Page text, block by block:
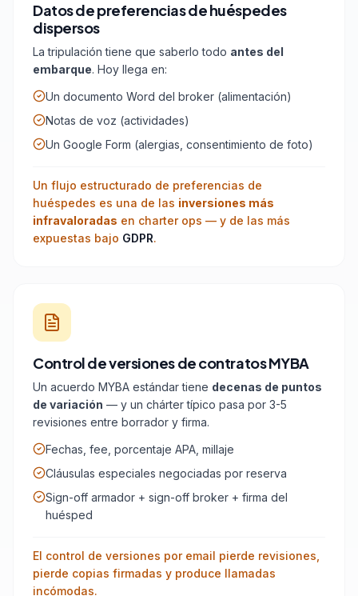
Datos de preferencias de huéspedes
dispersos
La tripulación tiene que saberlo todo antes del
embarque. Hoy llega en:
Un documento Word del broker (alimentación)
Notas de voz (actividades)
Un Google Form (alergias, consentimiento de foto)
Un flujo estructurado de preferencias de
huéspedes es una de las inversiones más
infravaloradas en charter ops — y de las más
expuestas bajo GDPR.
Control de versiones de contratos MYBA
Un acuerdo MYBA estándar tiene decenas de puntos
de variación — y un chárter típico pasa por 3-5
revisiones entre borrador y firma.
Fechas, fee, porcentaje APA, millaje
Cláusulas especiales negociadas por reserva
Sign-off armador + sign-off broker + firma del
huésped
El control de versiones por email pierde revisiones,
pierde copias firmadas y produce llamadas
incómodas.